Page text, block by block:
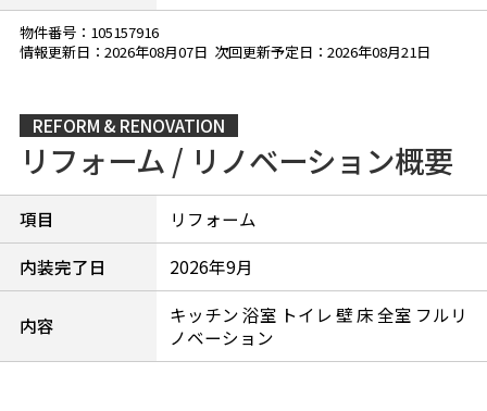
物件番号：105157916
情報更新日：2026年08月07日 次回更新予定日：2026年08月21日
REFORM & RENOVATION
リフォーム / リノベーション概要
項目
リフォーム
内装完了日
2026年9月
内容
キッチン 浴室 トイレ 壁 床 全室 フルリ
ノベーション